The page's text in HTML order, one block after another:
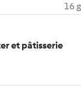
16 g
et pâtisserie